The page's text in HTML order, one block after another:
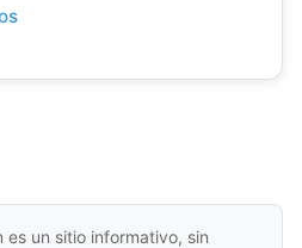
es un sitio informativo, sin